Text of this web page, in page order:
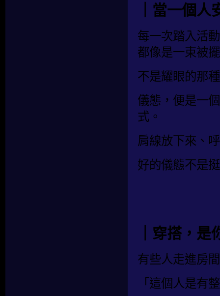
｜當一個
每一次踏入活
都像是一束被
不是耀眼的那
儀態，便是一
式。
肩線放下來、
好的儀態不是
｜穿搭，
有些人走進房
「這個人是有